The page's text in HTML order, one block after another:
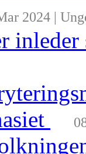
2024 |